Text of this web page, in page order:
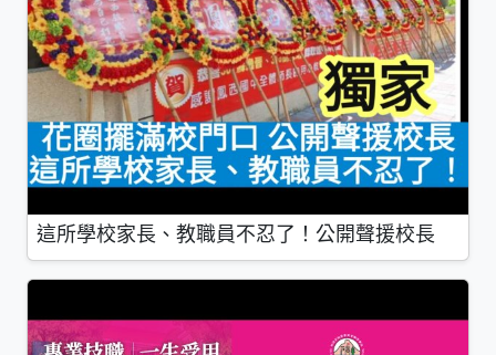
這所學校家長、教職員不忍了！公開聲援校長